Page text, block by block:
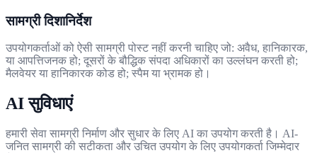
सामग्री दिशानिर्देश
उपयोगकर्ताओं को ऐसी सामग्री पोस्ट नहीं करनी चाहिए जो: अवैध, हानिकारक,
या आपत्तिजनक हो; दूसरों के बौद्धिक संपदा अधिकारों का उल्लंघन करती हो;
मैलवेयर या हानिकारक कोड हो; स्पैम या भ्रामक हो।
AI सुविधाएं
हमारी सेवा सामग्री निर्माण और सुधार के लिए AI का उपयोग करती है। AI-
जनित सामग्री की सटीकता और उचित उपयोग के लिए उपयोगकर्ता जिम्मेदार